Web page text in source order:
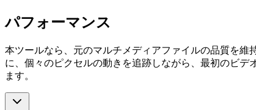
パフォーマンス
本ツールなら、元のマルチメディアファイルの品質を
に、個々のピクセルの動きを追跡しながら、最初のビ
ます。